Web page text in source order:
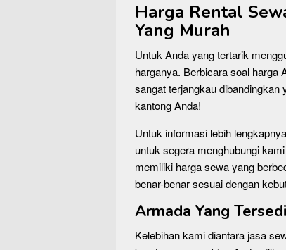
Harga Rental
Yang Murah
Untuk Anda yang tertarik
harganya. Berbicara soal harga
sangat terjangkau dibandingkan
kantong Anda!
Untuk informasi lebih
untuk segera menghubungi kami
memiliki harga sewa yang
benar-benar sesuai dengan
Armada Yang
Kelebihan kami diantara jasa